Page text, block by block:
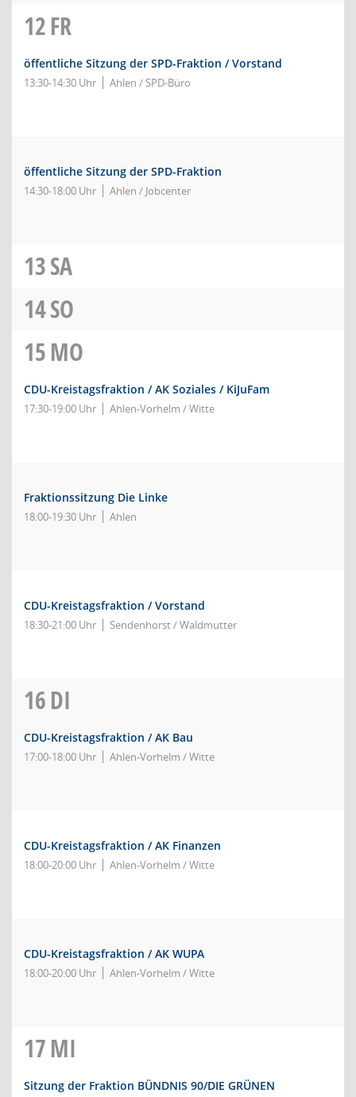
12FR
öffentliche Sitzung der SPD-Fraktion / Vorstand
13:30-14:30 Uhr Ahlen / SPD-Büro
öffentliche Sitzung der SPD-Fraktion
14:30-18:00 Uhr Ahlen / Jobcenter
13SA
14SO
15MO
CDU-Kreistagsfraktion / AK Soziales / KiJuFam
17:30-19:00 Uhr Ahlen-Vorhelm / Witte
Fraktionssitzung Die Linke
18:00-19:30 Uhr Ahlen
CDU-Kreistagsfraktion / Vorstand
18:30-21:00 Uhr Sendenhorst / Waldmutter
16DI
CDU-Kreistagsfraktion / AK Bau
17:00-18:00 Uhr Ahlen-Vorhelm / Witte
CDU-Kreistagsfraktion / AK Finanzen
18:00-20:00 Uhr Ahlen-Vorhelm / Witte
CDU-Kreistagsfraktion / AK WUPA
18:00-20:00 Uhr Ahlen-Vorhelm / Witte
17MI
Sitzung der Fraktion BÜNDNIS 90/DIE GRÜNEN